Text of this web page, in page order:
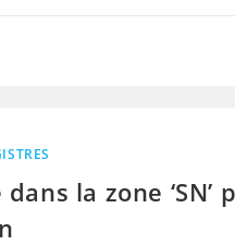
la zone